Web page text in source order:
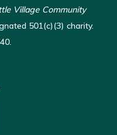
Village Community
501(c)(3) charity.